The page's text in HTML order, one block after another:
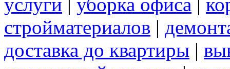
стройматериалов |
доставка до квартиры |